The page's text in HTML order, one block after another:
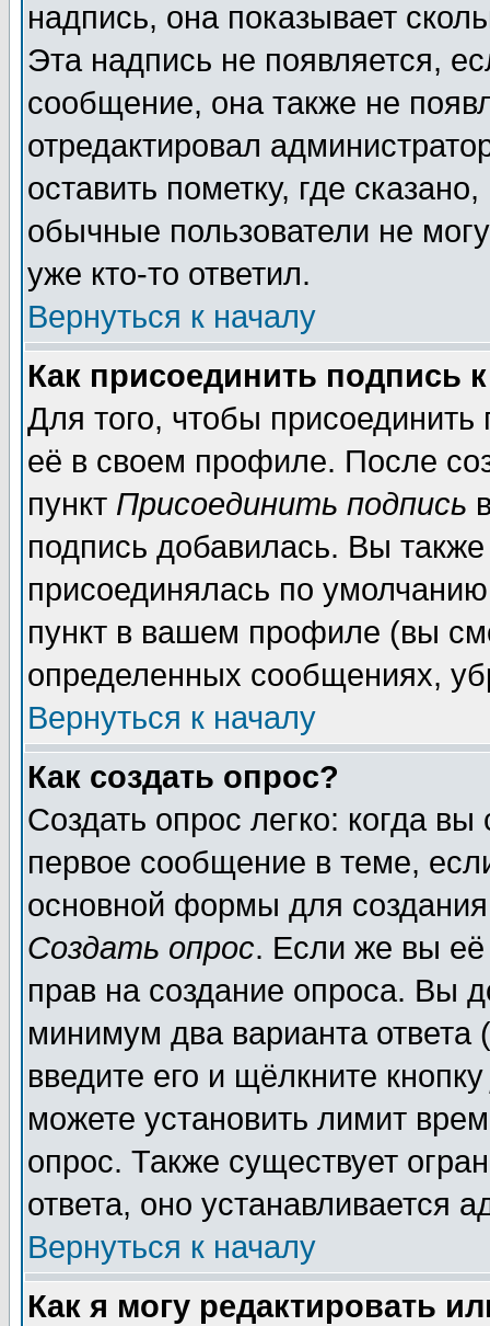
надпись, она показывает
Эта надпись не появляется,
сообщение, она также не
отредактировал
оставить пометку, где
обычные пользователи не
уже кто-то ответил.
Вернуться к началу
Как присоединить подпись
Для того, чтобы
её в своем профиле. После
пункт Присоединить подпись
подпись добавилась. Вы
присоединялась по
пункт в вашем профиле (вы
определенных сообщениях,
Вернуться к началу
Как создать опрос?
Создать опрос легко: когда
первое сообщение в теме,
основной формы для
Создать опрос. Если же вы её
прав на создание опроса. Вы
минимум два варианта ответа
введите его и щёлкните
можете установить лимит
опрос. Также существует
ответа, оно устанавливается
Вернуться к началу
Как я могу редактировать